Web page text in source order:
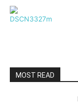
MOST READ